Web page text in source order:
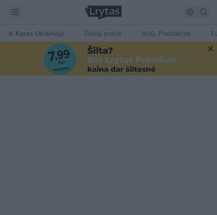
Karas Ukrainoje Žalioji erdvė Ačiū, Prezidente